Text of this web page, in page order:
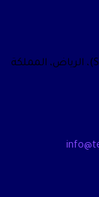
واجهة روشن، مبنى سيرفكورب (S4)، الرياض، المملكة